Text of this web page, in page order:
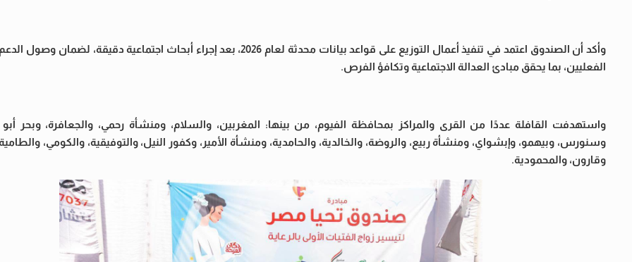
وأكد أن الصندوق اعتمد في تنفيذ أعمال التوزيع على قواعد بيانات محدثة لعام 2026، بعد إجراء أبحاث اجتماعية
الفعليين، بما يحقق مبادئ العدالة الاجتماعية وتكافؤ الفرص.
واستهدفت القافلة عددًا من القرى والمراكز بمحافظة الفيوم، من بينها: المغربين، والسلام، ومنشأة رحمي، والجعافرة، وبحر أبو
وسنورس، وبيهمو، وإبشواي، ومنشأة ربيع، والروضة، والخالدية، والحامدية، ومنشأة الأمير، وكفور النيل، والتوفيقية، والكومي،
وقارون، والمحمودية.